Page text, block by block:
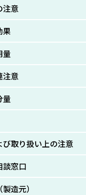
注意
果
量
注意
量
び取り扱い上の注意
談窓口
造元）